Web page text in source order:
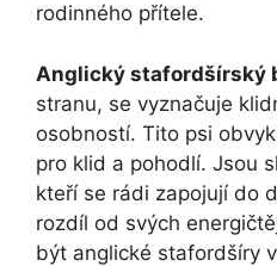
rodinného přítele.
Anglický stafordšírský
stranu, se vyznačuje
osobností. Tito psi
pro klid a pohodlí. Jsou
kteří se rádi zapojují do
rozdíl od svých
být anglické stafordšíry